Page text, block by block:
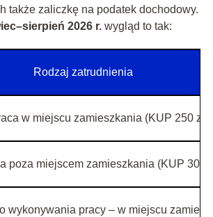
także zaliczkę na podatek dochodowy.
2026 r.wygląd to tak:
Rodzaj zatrudnienia
w miejscu zamieszkania (KUP 250 zł)
poza miejscem zamieszkania (KUP 300
wykonywania pracy – w miejscu